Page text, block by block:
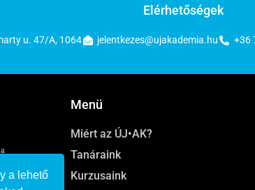
Elérhetőségek
u. 47/A, 1064 jelentkezes@ujakademia.hu +36
Menü
Miért az ÚJ•AK?
Tanáraink
Kurzusaink
a lehető